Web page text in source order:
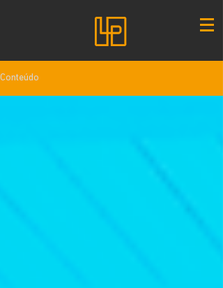
Conteúdo